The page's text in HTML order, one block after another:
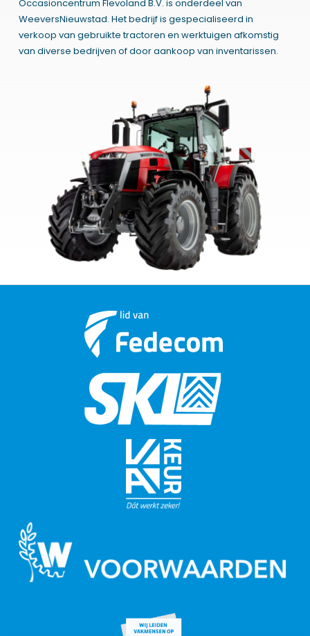
Occasioncentrum Flevoland B.V. is onderdeel van
WeeversNieuwstad. Het bedrijf is gespecialiseerd in
verkoop van gebruikte tractoren en werktuigen afkomstig
van diverse bedrijven of door aankoop van inventarissen.